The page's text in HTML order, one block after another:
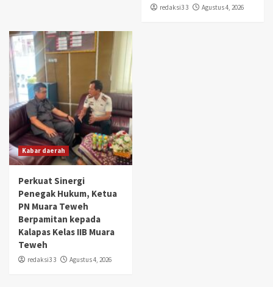
redaksi3 3 Agustus 4, 2026
Kabar daerah
Perkuat Sinergi
Penegak Hukum, Ketua
PN Muara Teweh
Berpamitan kepada
Kalapas Kelas IIB Muara
Teweh
redaksi3 3 Agustus 4, 2026